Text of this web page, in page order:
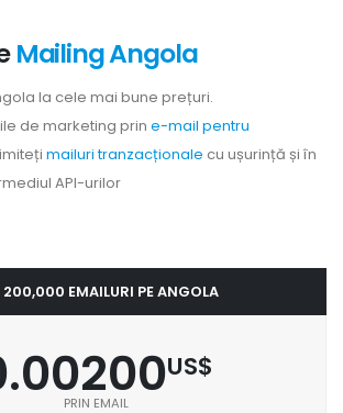
Mailing Angola
la cele mai bune prețuri.
de marketing prin e-mail pentru
mailuri tranzacționale cu ușurință și în
API-urilor
200,000 EMAILURI PE ANGOLA
US$
PRIN EMAIL